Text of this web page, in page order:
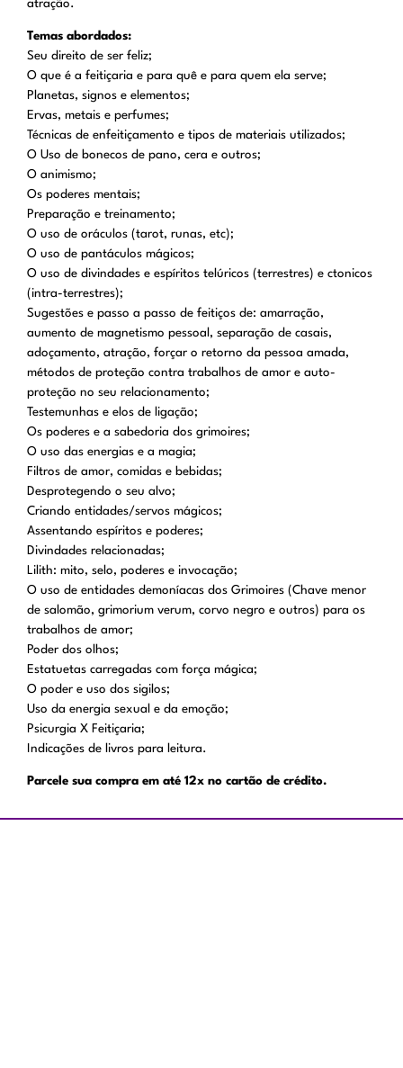
atração.
Temas abordados:
Seu direito de ser feliz;
O que é a feitiçaria e para quê e para quem ela serve;
Planetas, signos e elementos;
Ervas, metais e perfumes;
Técnicas de enfeitiçamento e tipos de materiais utilizados;
O Uso de bonecos de pano, cera e outros;
O animismo;
Os poderes mentais;
Preparação e treinamento;
O uso de oráculos (tarot, runas, etc);
O uso de pantáculos mágicos;
O uso de divindades e espíritos telúricos (terrestres) e ctonicos
(intra-terrestres);
Sugestões e passo a passo de feitiços de: amarração,
aumento de magnetismo pessoal, separação de casais,
adoçamento, atração, forçar o retorno da pessoa amada,
métodos de proteção contra trabalhos de amor e auto-
proteção no seu relacionamento;
Testemunhas e elos de ligação;
Os poderes e a sabedoria dos grimoires;
O uso das energias e a magia;
Filtros de amor, comidas e bebidas;
Desprotegendo o seu alvo;
Criando entidades/servos mágicos;
Assentando espíritos e poderes;
Divindades relacionadas;
Lilith: mito, selo, poderes e invocação;
O uso de entidades demoníacas dos Grimoires (Chave menor
de salomão, grimorium verum, corvo negro e outros) para os
trabalhos de amor;
Poder dos olhos;
Estatuetas carregadas com força mágica;
O poder e uso dos sigilos;
Uso da energia sexual e da emoção;
Psicurgia X Feitiçaria;
Indicações de livros para leitura.
Parcele sua compra em até 12x no cartão de crédito.